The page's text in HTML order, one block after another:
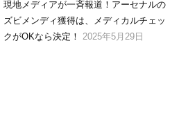
現地メディアが一斉報道！アーセナルの
ズビメンディ獲得は、メディカルチェッ
クがOKなら決定！ 2025年5月29日